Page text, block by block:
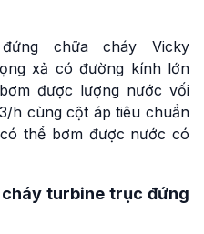
chữa cháy Vicky
xả có đường kính lớn
được lượng nước vối
h cùng cột áp tiêu chuẩn
thể bơm được nước có
turbine trục đứng